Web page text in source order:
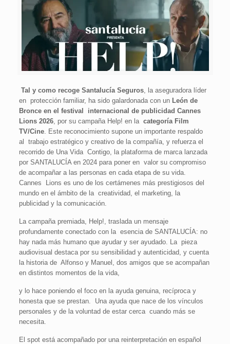
Tal y como recoge Santalucía Seguros , la aseguradora líder
en protección familiar, ha sido galardonada con un León de
Bronce en el festival internacional de publicidad Cannes
Lions 2026 , por su campaña Help!en lacategoría Film
TV/Cine . Este reconocimiento supone un importante respaldo
al trabajo estratégico y creativo de la compañía, y refuerza el
recorrido de Una Vida Contigo , la plataforma de marca lanzada
por SANTALUCÍA en 2024 para poner en valor su compromiso
de acompañar a las personas en cada etapa de su vida.
Cannes Lions es uno de los certámenes más prestigiosos del
mundo en el ámbito de la creatividad, el marketing, la
publicidad y la comunicación.
La campaña premiada, Help!,traslada un mensaje
profundamente conectado con la esencia de SANTALUCÍA: no
hay nada más humano que ayudar y ser ayudado. La pieza
audiovisual destaca por su sensibilidad y autenticidad, y cuenta
la historia de Alfonso y Manuel, dos amigos que se acompañan
en distintos momentos de la vida,
y lo hace poniendo el foco en la ayuda genuina, recíproca y
honesta que se prestan. Una ayuda que nace de los vínculos
personales y de la voluntad de estar cerca cuando más se
necesita.
Elspotestá acompañado por una reinterpretación en español